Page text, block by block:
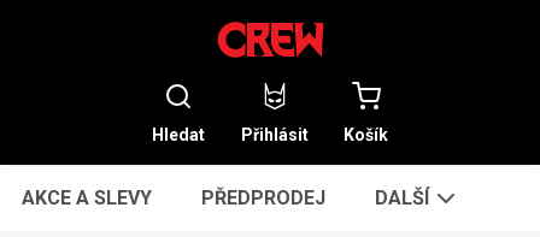
Hledat Přihlásit Košík
AKCE A SLEVY PŘEDPRODEJ DALŠÍ